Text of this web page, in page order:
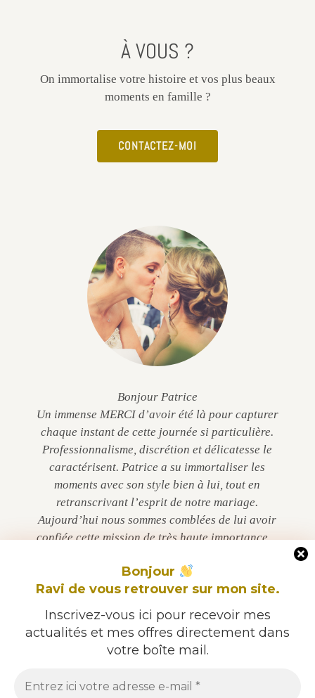
À VOUS ?
On immortalise votre histoire et vos plus beaux
moments en famille ?
CONTACTEZ-MOI
Bonjour
Ravi de vous retrouver sur mon site.
Inscrivez-vous ici pour recevoir mes
actualités et mes offres directement dans
votre boîte mail.
Bonjour Patrice
Un immense MERCI d’avoir été là pour capturer
chaque instant de cette journée si particulière.
Professionnalisme, discrétion et délicatesse le
caractérisent. Patrice a su immortaliser les
moments avec son style bien à lui, tout en
retranscrivant l’esprit de notre mariage.
Aujourd’hui nous sommes comblées de lui avoir
confiée cette mission de très haute importance…
Caroline & Maëva
CGV / Confidentialité